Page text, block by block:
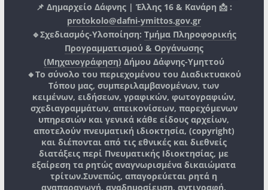
📌 Δημαρχείο Δάφνης | Έλλης 16 & Κανάρη 📩 :
protokolo@dafni-ymittos.gov.gr
🔹Σχεδιασμός-Υλοποίηση: Τμήμα Πληροφορικής
Προγραμματισμού & Οργάνωσης
(Μηχανογράφηση) Δήμου Δάφνης-Υμηττού
🔸Το σύνολο του περιεχομένου του Διαδικτυακού
Τόπου μας, συμπεριλαμβανομένων, των
κειμένων, ειδήσεων, γραφικών, φωτογραφιών,
σχεδιαγραμμάτων, απεικονίσεων, παρεχόμενων
υπηρεσιών και γενικά κάθε είδους αρχείων,
αποτελούν πνευματική ιδιοκτησία, (copyright)
και διέπονται από τις εθνικές και διεθνείς
διατάξεις περί Πνευματικής Ιδιοκτησίας, με
εξαίρεση τα ρητώς αναγνωρισμένα δικαιώματα
τρίτων.Συνεπώς, απαγορεύεται ρητά η
αναπαραγωγή, αναδημοσίευση, αντιγραφή,